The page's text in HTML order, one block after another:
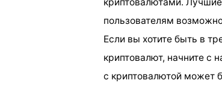
пользователям
Если вы хотите быть в
криптовалют, начните с
с криптовалютой может